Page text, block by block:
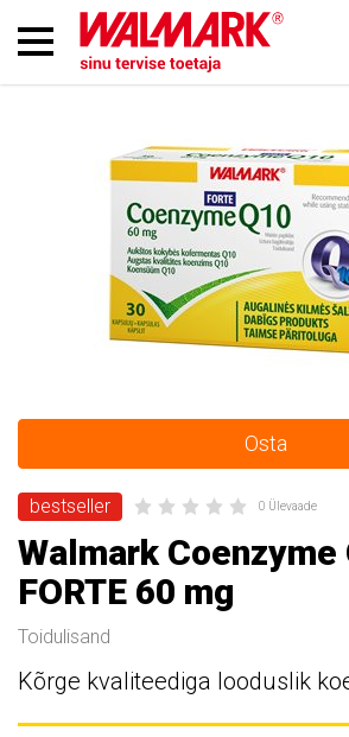
Osta
bestseller 0 Ülevaade
Walmark Coenzyme
FORTE 60 mg
Toidulisand
Kõrge kvaliteediga looduslik